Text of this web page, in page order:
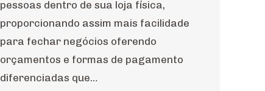
pessoas dentro de sua loja física,
proporcionando assim mais facilidade
para fechar negócios oferendo
orçamentos e formas de pagamento
diferenciadas que…